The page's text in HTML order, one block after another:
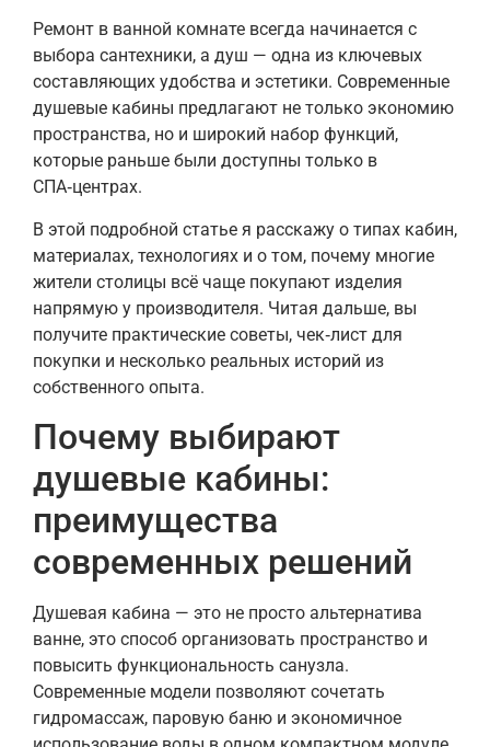
Ремонт в ванной комнате всегда начинается с
выбора сантехники, а душ — одна из ключевых
составляющих удобства и эстетики. Современные
душевые кабины предлагают не только экономию
пространства, но и широкий набор функций,
которые раньше были доступны только в
СПА‑центрах.
В этой подробной статье я расскажу о типах кабин,
материалах, технологиях и о том, почему многие
жители столицы всё чаще покупают изделия
напрямую у производителя. Читая дальше, вы
получите практические советы, чек‑лист для
покупки и несколько реальных историй из
собственного опыта.
Почему выбирают
душевые кабины:
преимущества
современных решений
Душевая кабина — это не просто альтернатива
ванне, это способ организовать пространство и
повысить функциональность санузла.
Современные модели позволяют сочетать
гидромассаж, паровую баню и экономичное